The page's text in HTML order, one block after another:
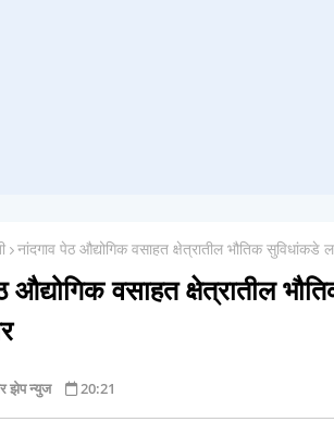
नांदगाव पेठ औद्योगिक वसाहत क्षेत्रातील भौतिक सुविधांकडे
औद्योगिक वसाहत क्षेत्रातील
झेप न्युज 20:21